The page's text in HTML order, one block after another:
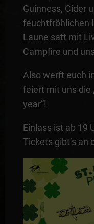
Guinness, Cider
feuchtfröhlichen
Laune satt mit
Campfire und
Also werft euch
feiert mit uns die
year“!
Einlass ist ab 19
Tickets gibt’s an